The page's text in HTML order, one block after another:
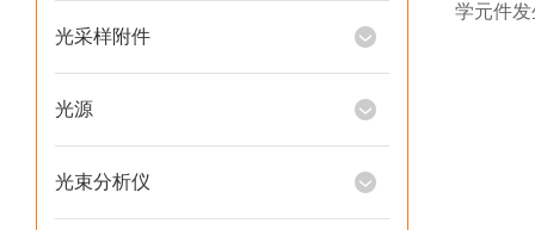
光采样附件
光源
光束分析仪
学元件